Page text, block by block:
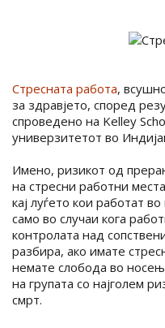
Стресната работа,
за здравјето, според
спроведено на Kelley
универзитетот во
Имено, ризикот од
на стресни работни
кај луѓето кои работат
само во случаи кога
контролата над
разбира, ако имате
немате слобода во
на групата со најголем
смрт.